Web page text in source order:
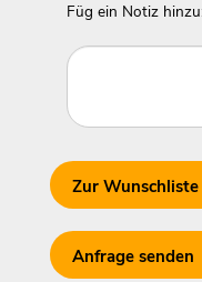
Füg ein Notiz
Zur
Anfrage senden